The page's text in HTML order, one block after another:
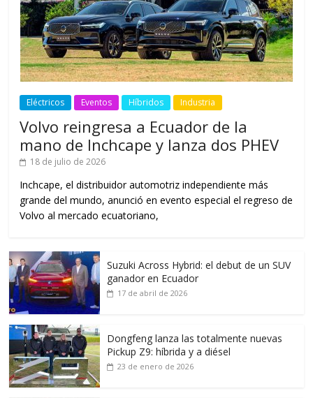
Eléctricos Eventos Híbridos Industria
Volvo reingresa a Ecuador de la
mano de Inchcape y lanza dos PHEV
18 de julio de 2026
Inchcape, el distribuidor automotriz independiente más
grande del mundo, anunció en evento especial el regreso de
Volvo al mercado ecuatoriano,
Suzuki Across Hybrid: el debut de un SUV
ganador en Ecuador
17 de abril de 2026
Dongfeng lanza las totalmente nuevas
Pickup Z9: híbrida y a diésel
23 de enero de 2026